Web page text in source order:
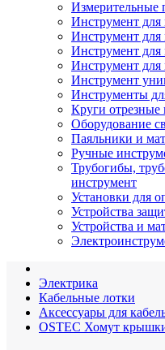
Измерительные
Инструмент для
Инструмент для
Инструмент для
Инструмент для
Инструмент
Инструменты
Круги
Оборудование
Паяльники и
Ручные
Трубогибы,
инструмент
Установки для
Устройства
Устройства и
Электрика
Кабельные лотки
Аксессуары для
OSTEC Хомут